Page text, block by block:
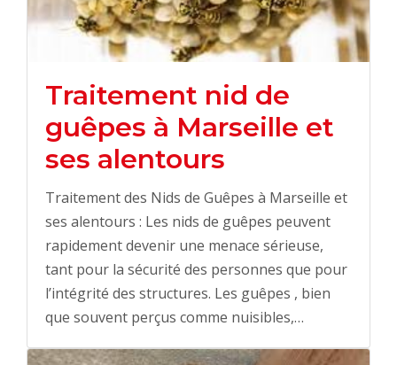
Traitement nid de
guêpes à Marseille et
ses alentours
Traitement des Nids de Guêpes à Marseille et
ses alentours : Les nids de guêpes peuvent
rapidement devenir une menace sérieuse,
tant pour la sécurité des personnes que pour
l’intégrité des structures. Les guêpes , bien
que souvent perçus comme nuisibles,…